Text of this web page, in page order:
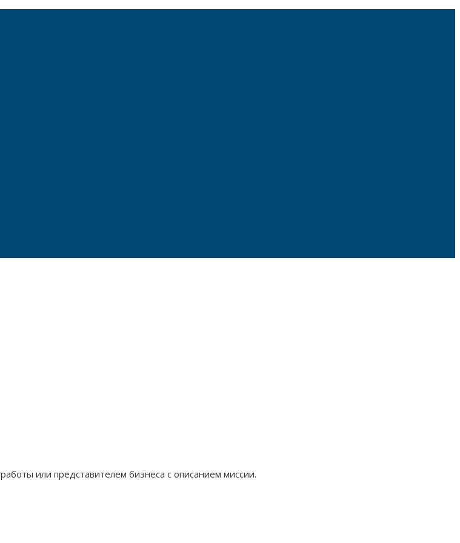
или представителем бизнеса с описанием миссии.